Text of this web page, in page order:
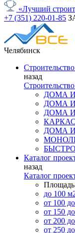
«Лучший
+7 (351) 220-01-85
Челябинск
назад
ДОМА
ДОМА
ДОМА
ДОМА
Каталог
назад
Каталог
Площадь
до 100
от 100
от 150
от 200
от 250